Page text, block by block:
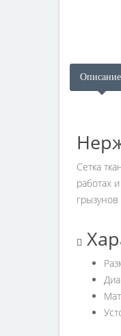
Описание
Сетка
работах